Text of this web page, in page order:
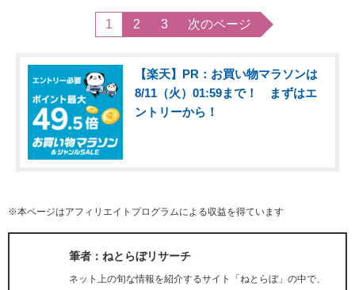
1 2 3 次のページ
【楽天】PR：お買い物マラソンは
8/11（火）01:59まで！ まずはエ
ントリーから！
※本ページはアフィリエイトプログラムによる収益を得ています
筆者：ねとらぼリサーチ
ネット上の旬な情報を紹介するサイト「ねとらぼ」の中で、